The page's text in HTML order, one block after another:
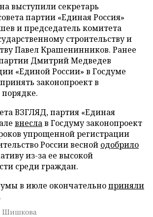
выступили секретарь
партии «Единая Россия»
и председатель комитета
строительству и
Павел Крашенинников. Ранее
Дмитрий Медведев
«Единой России» в Госдуме
законопроект в
ВЗГЛЯД, партия «Единая
внеслав Госдуму законопроект
упрощенной регистрации
России весной одобрило
из-за ее высокой
среди граждан.
в июле окончательноприняли
Шишкова